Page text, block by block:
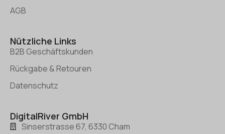
AGB
Nützliche Links
B2B Geschäftskunden
Rückgabe & Retouren
Datenschutz
DigitalRiver GmbH
Sinserstrasse 67, 6330 Cham